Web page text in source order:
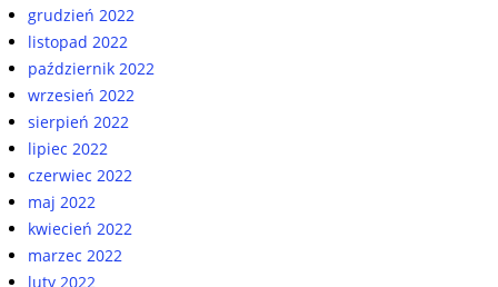
grudzień 2022
listopad 2022
październik 2022
wrzesień 2022
sierpień 2022
lipiec 2022
czerwiec 2022
maj 2022
kwiecień 2022
marzec 2022
luty 2022